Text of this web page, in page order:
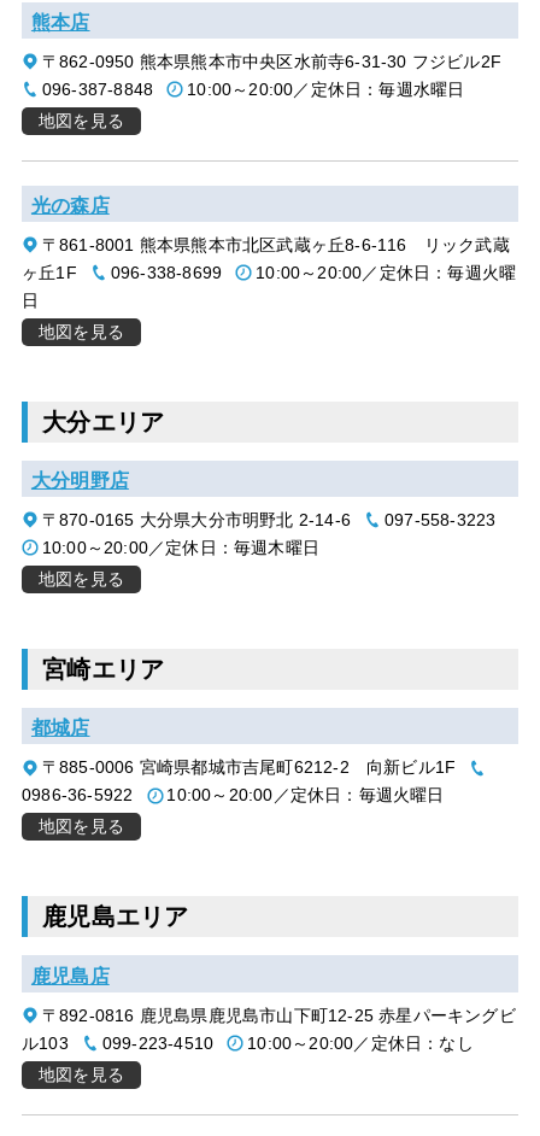
熊本店
〒862-0950 熊本県熊本市中央区水前寺6-31-30 フジビル2F
096-387-8848
10:00～20:00／定休日：毎週水曜日
地図を見る
光の森店
〒861-8001 熊本県熊本市北区武蔵ヶ丘8-6-116 リック武蔵
ヶ丘1F
096-338-8699
10:00～20:00／定休日：毎週火曜
日
地図を見る
大分エリア
大分明野店
〒870-0165 大分県大分市明野北 2-14-6
097-558-3223
10:00～20:00／定休日：毎週木曜日
地図を見る
宮崎エリア
都城店
〒885-0006 宮崎県都城市吉尾町6212-2 向新ビル1F
0986-36-5922
10:00～20:00／定休日：毎週火曜日
地図を見る
鹿児島エリア
鹿児島店
〒892-0816 鹿児島県鹿児島市山下町12-25 赤星パーキングビ
ル103
099-223-4510
10:00～20:00／定休日：なし
地図を見る